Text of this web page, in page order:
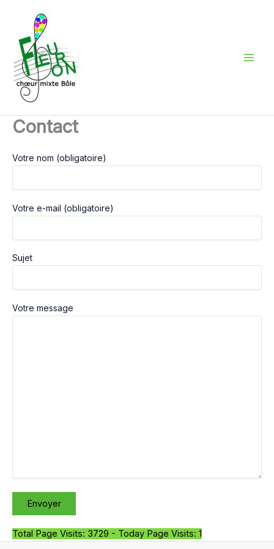
contenu
Contact
Votre nom (obligatoire)
Votre e-mail (obligatoire)
Sujet
Votre message
Total Page Visits: 3729 - Today Page Visits: 1